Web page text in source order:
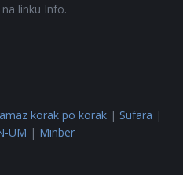
linku Info.
korak po korak | Sufara |
UM | Minber